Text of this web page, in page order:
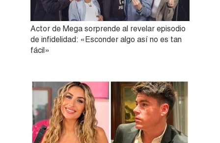
Actor de Mega sorprende al revelar episodio
de infidelidad: «Esconder algo así no es tan
fácil»